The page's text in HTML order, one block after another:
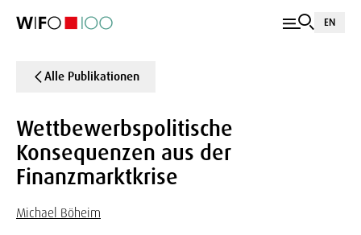
EN
Alle Publikationen
Wettbewerbspolitische
Konsequenzen aus der
Finanzmarktkrise
Michael Böheim